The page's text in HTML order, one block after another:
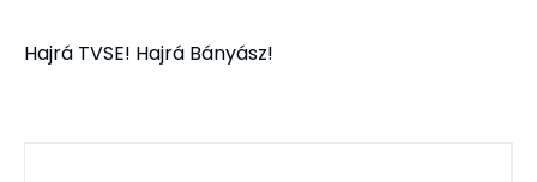
Hajrá TVSE! Hajrá Bányász!